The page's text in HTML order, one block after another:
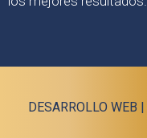
DESARROLLO WEB |